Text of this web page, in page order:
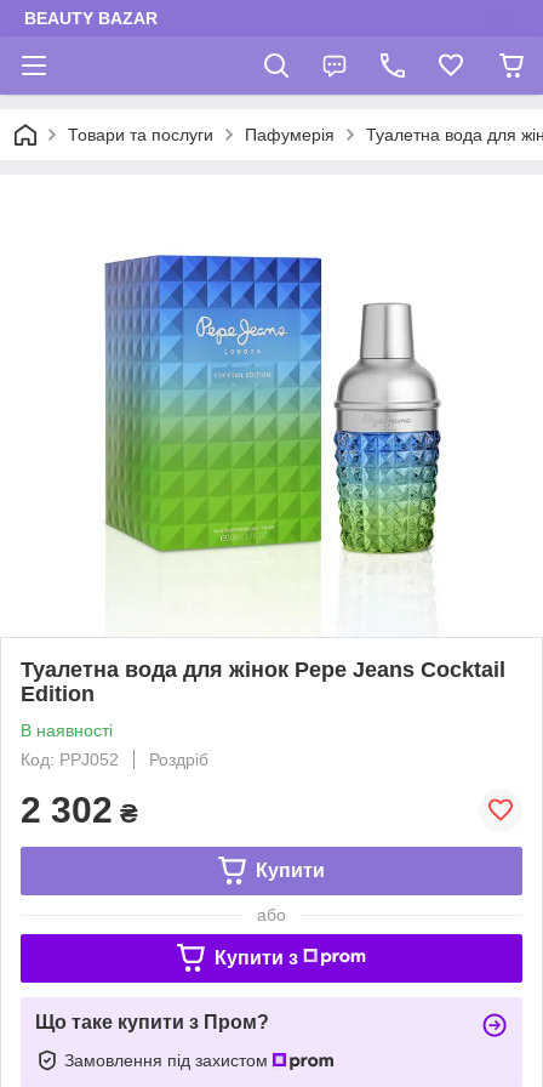
BEAUTY BAZAR
Товари та послуги Пафумерія Туалетна вода для
Туалетна вода для жінок Pepe Jeans Cocktail
Edition
В наявності
Код: PPJ052
Роздріб
2 302 ₴
Купити
або
Купити з
Що таке купити з Пром?
Замовлення під захистом